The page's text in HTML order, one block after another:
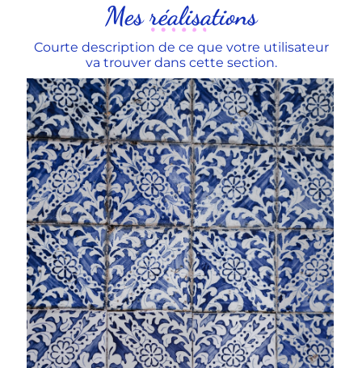
Mes réalisations
Courte description de ce que votre utilisateur
va trouver dans cette section.